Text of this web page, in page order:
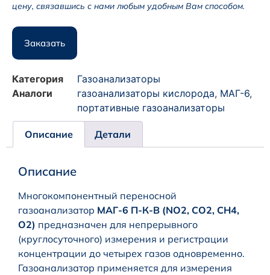
цену, связавшись с нами любым удобным Вам способом.
Заказать
Категория
Газоанализаторы
Аналоги
газоанализаторы кислорода, МАГ-6,
портативные газоанализаторы
Описание Детали
Описание
Многокомпонентный переносной
газоанализатор МАГ-6 П-К-В (NO2, CO2, CH4,
O2) предназначен для непрерывного
(круглосуточного) измерения и регистрации
концентрации до четырех газов одновременно.
Газоанализатор применяется для измерения